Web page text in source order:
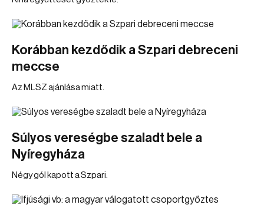
Korábban kezdődik a Szpari debreceni
meccse
Az MLSZ ajánlása miatt.
Súlyos vereségbe szaladt bele a
Nyíregyháza
Négy gól kapott a Szpari.